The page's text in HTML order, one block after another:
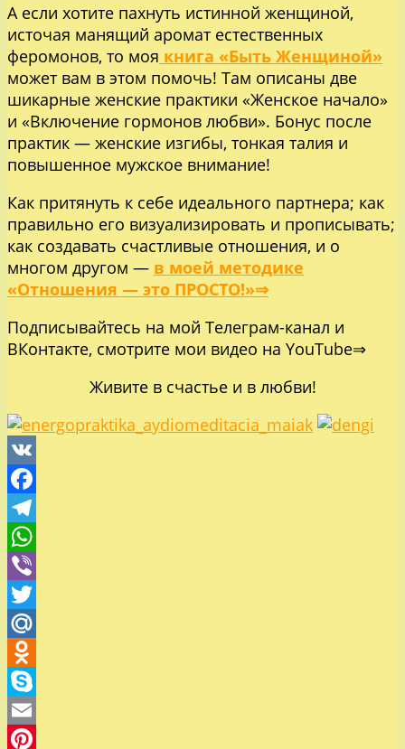
А если хотите пахнуть истинной женщиной,
источая манящий аромат естественных
феромонов, то моя книга «Быть Женщиной»
может вам в этом помочь! Там описаны две
шикарные женские практики «Женское начало»
и «Включение гормонов любви». Бонус после
практик — женские изгибы, тонкая талия и
повышенное мужское внимание!
Как притянуть к себе идеального партнера; как
правильно его визуализировать и прописывать;
как создавать счастливые отношения, и о
многом другом — в моей методике
«Отношения — это ПРОСТО!»⇒
Подписывайтесь на мой Телеграм-канал и
ВКонтакте, смотрите мои видео на YouTube⇒
Живите в счастье и в любви!
VK
Facebook
Telegram
WhatsApp
Viber
Twitter
Mail.Ru
Odnoklassniki
Skype
Email